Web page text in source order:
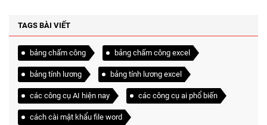
TAGS BÀI VIẾT
bảng chấm công bảng chấm công excel
bảng tính lương bảng tính lương excel
các công cụ AI hiện nay các công cụ ai phổ biến
cách cài mật khẩu file word